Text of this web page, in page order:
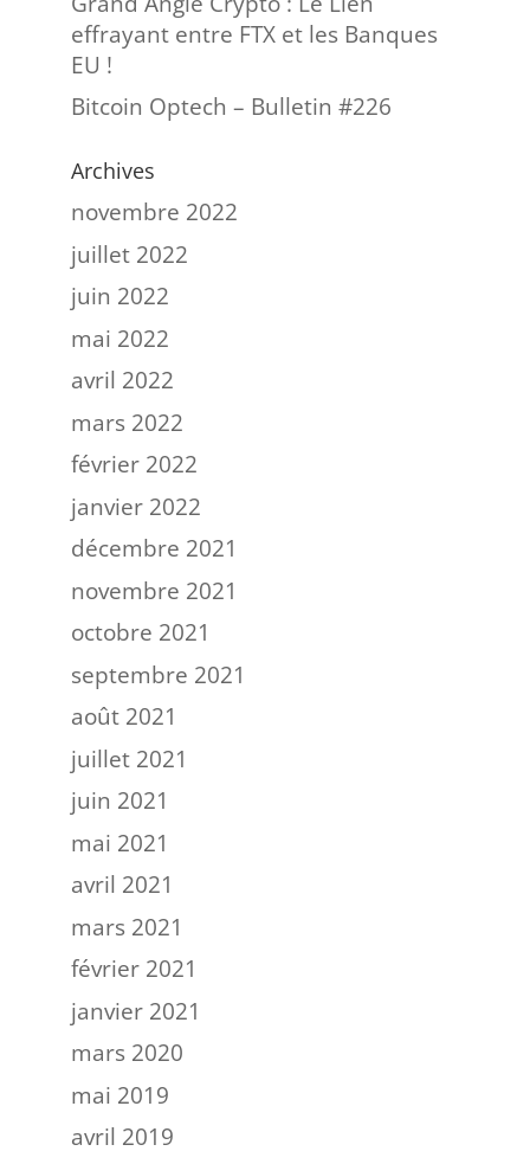
effrayant entre FTX et les Banques
EU !
Bitcoin Optech – Bulletin #226
Archives
novembre 2022
juillet 2022
juin 2022
mai 2022
avril 2022
mars 2022
février 2022
janvier 2022
décembre 2021
novembre 2021
octobre 2021
septembre 2021
août 2021
juillet 2021
juin 2021
mai 2021
avril 2021
mars 2021
février 2021
janvier 2021
mars 2020
mai 2019
avril 2019